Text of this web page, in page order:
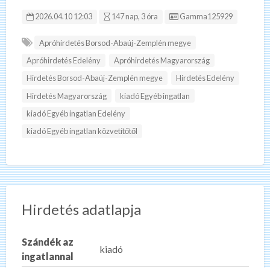
2026.04.10 12:03 147 nap, 3 óra Hirdetés ID:
Gamma125929
Apróhirdetés Borsod-Abaúj-Zemplén megye
Apróhirdetés Edelény
Apróhirdetés Magyarország
Hirdetés Borsod-Abaúj-Zemplén megye
Hirdetés Edelény
Hirdetés Magyarország
kiadó Egyéb ingatlan
kiadó Egyéb ingatlan Edelény
kiadó Egyéb ingatlan közvetítőtől
Hirdetés adatlapja
Szándék az
ingatlannal
kiadó